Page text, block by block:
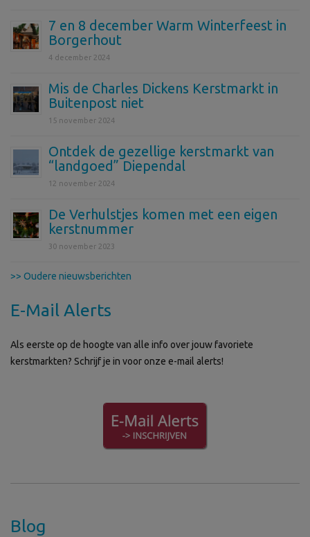
7 en 8 december Warm Winterfeest in
Borgerhout
4 december 2024
Mis de Charles Dickens Kerstmarkt in
Buitenpost niet
15 november 2024
Ontdek de gezellige kerstmarkt van
“landgoed” Diependal
12 november 2024
De Verhulstjes komen met een eigen
kerstnummer
30 november 2023
>> Oudere nieuwsberichten
E-Mail Alerts
Als eerste op de hoogte van alle info over jouw favoriete
kerstmarkten? Schrijf je in voor onze e-mail alerts!
Blog